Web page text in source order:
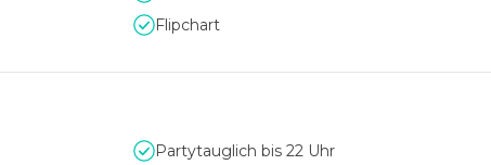
Dienstleistern und strebt ein Gleichgewicht zwischen den
Flipchart
Partytauglich bis 22 Uhr